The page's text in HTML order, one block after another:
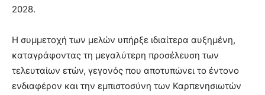
2028.
Η συμμετοχή των μελών υπήρξε ιδιαίτερα αυξημένη,
καταγράφοντας τη μεγαλύτερη προσέλευση των
τελευταίων ετών, γεγονός που αποτυπώνει το έντονο
ενδιαφέρον και την εμπιστοσύνη των Καρπενησιωτών